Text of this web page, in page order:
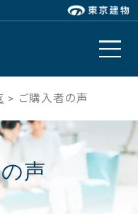
ご購入者の声
声